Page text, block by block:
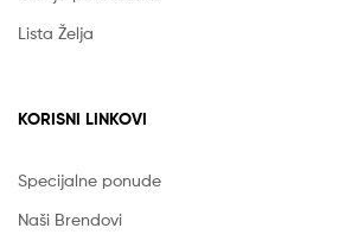
Lista Želja
KORISNI LINKOVI
Specijalne ponude
Naši Brendovi